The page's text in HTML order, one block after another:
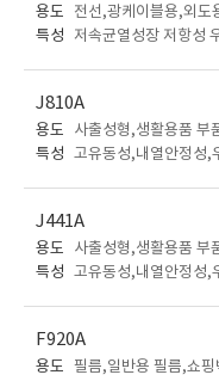
용도
전선,광케이블용,외도
특성
저속균열성장 저항성
J810A
용도
사출성형,생활용품 부
특성 고유동성,내열안정성,
J441A
용도
사출성형,생활용품 부
특성 고유동성,내열안정성,
F920A
용도 필름,일반용 필름,쇼